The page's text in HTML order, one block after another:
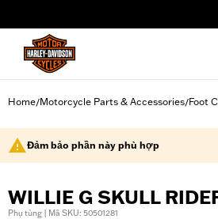
Home/Motorcycle Parts & Accessories/Foot
Đảm bảo phần này phù hợp
WILLIE G SKULL
Phụ tùng | Mã SKU: 50501281